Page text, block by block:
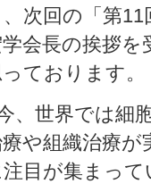
、次回の「第
会長の挨拶
ております。
、世界では細
や組織治療が
注目が集まっ